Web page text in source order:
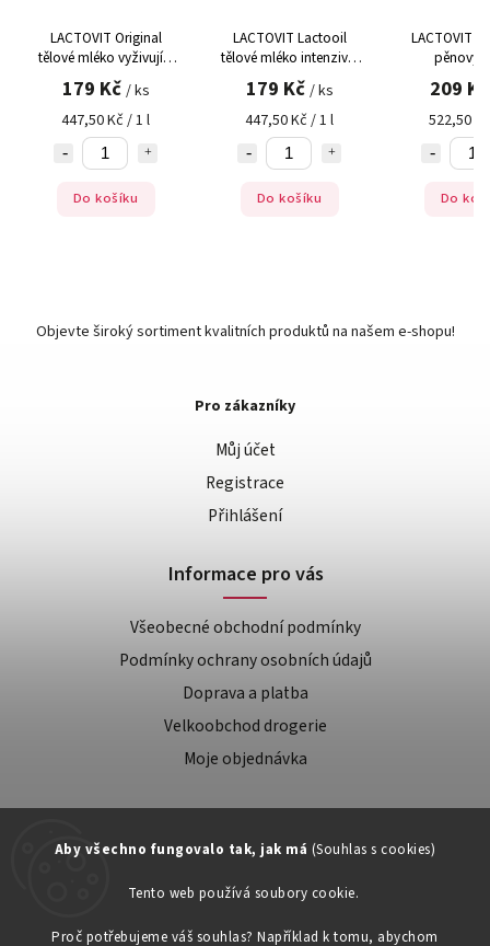
Aby všechno fungovalo tak, jak má (Souhlas s cookies)
Tento web používá soubory cookie.
Proč potřebujeme váš souhlas? Například k tomu, abychom
LACTOVIT Original
tělové mléko vyživující
400 ml
179 Kč / ks
447,50 Kč / 1 l
Do košíku
LACTOVIT Lactooil
tělové mléko intenzivní
péče 400 ml
179 Kč / ks
447,50 Kč / 1 l
Do košíku
LACTOVIT
pěnový
209
522,50
Do
Objevte široký sortiment kvalitních produktů na našem e-shopu!
Pro zákazníky
Můj účet
Registrace
Přihlášení
Informace pro vás
Všeobecné obchodní podmínky
Podmínky ochrany osobních údajů
Doprava a platba
Velkoobchod drogerie
Moje objednávka